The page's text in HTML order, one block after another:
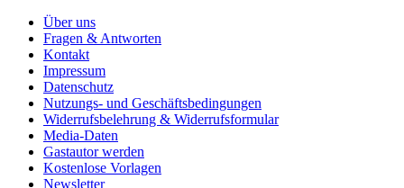
Über uns
Fragen & Antworten
Kontakt
Impressum
Datenschutz
Nutzungs- und Geschäftsbedingungen
Widerrufsbelehrung & Widerrufsformular
Media-Daten
Gastautor werden
Kostenlose Vorlagen
Newsletter